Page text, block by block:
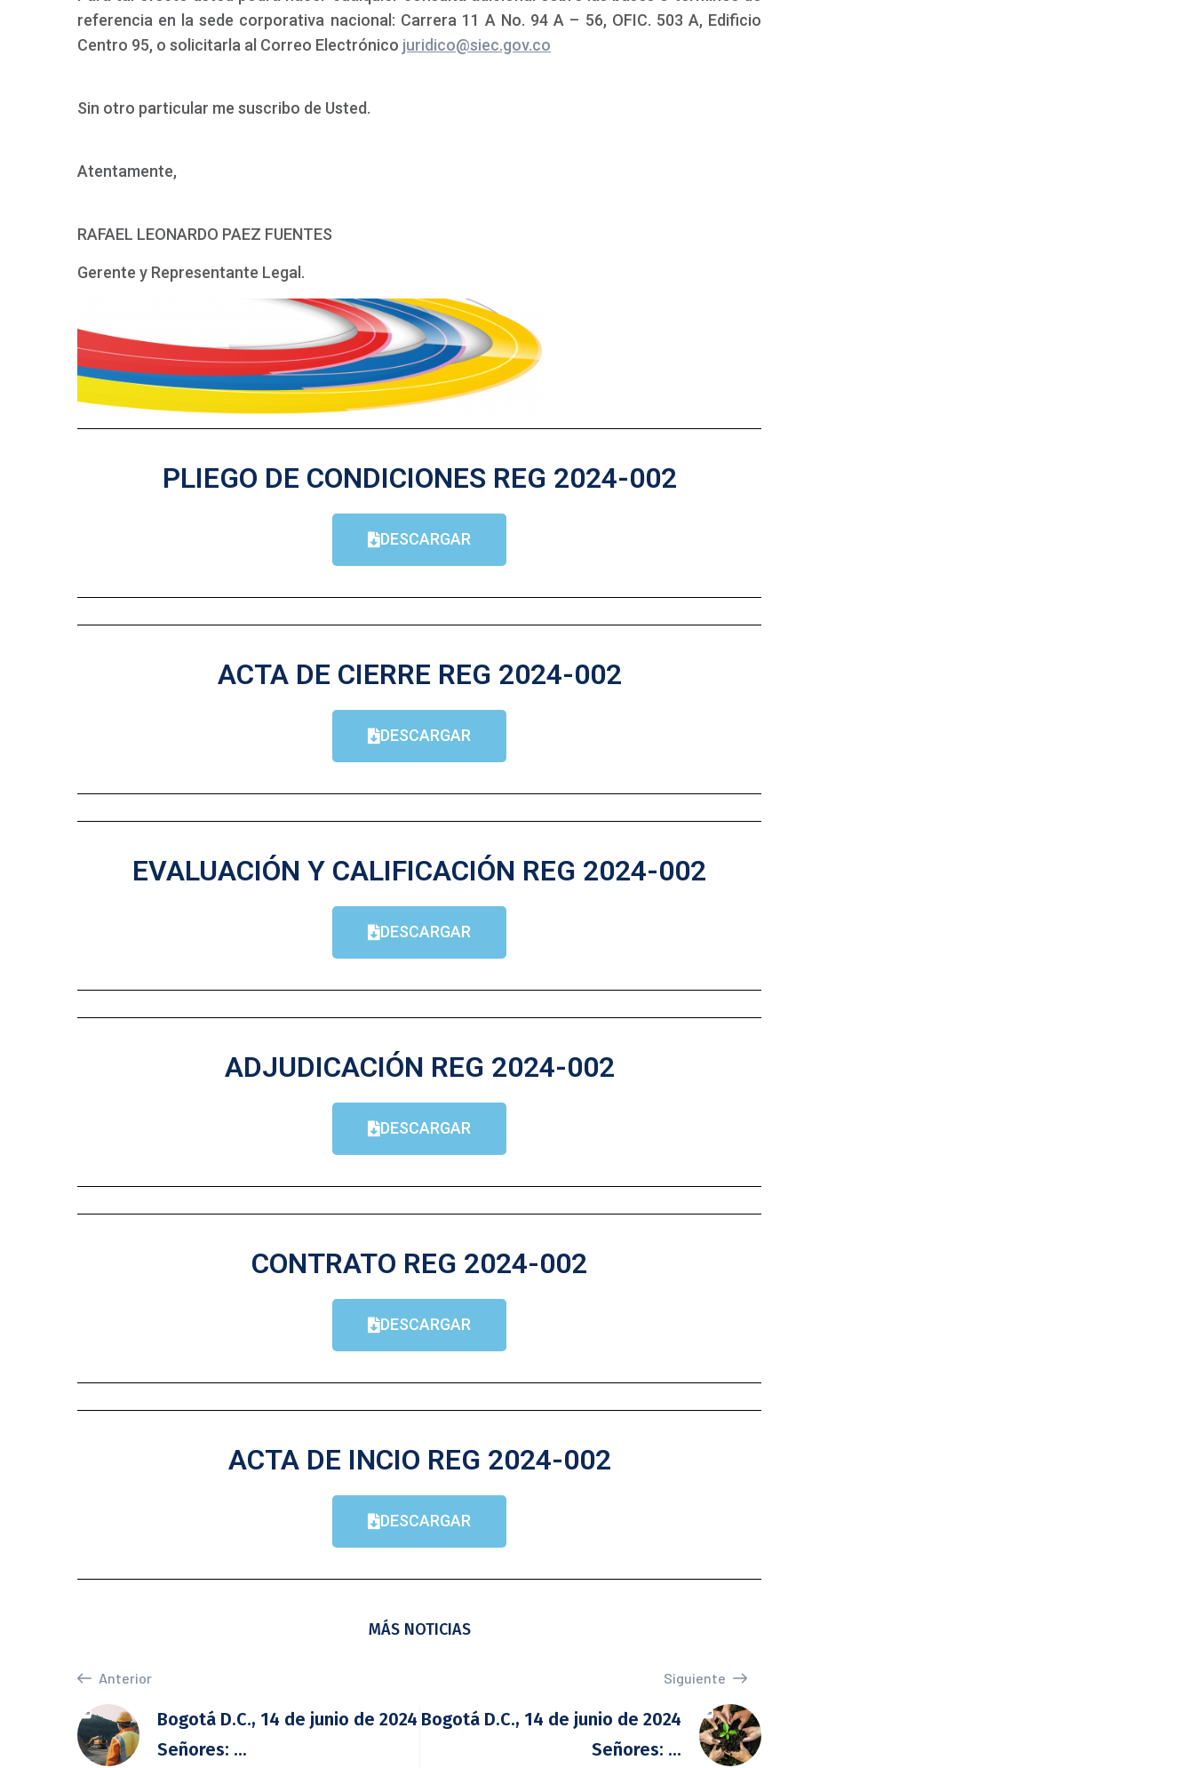
referencia en la sede corporativa nacional: Carrera 11 A No. 94 A – 56, OFIC. 503 A, Edificio
Centro 95, o solicitarla al Correo Electrónico juridico@siec.gov.co
Sin otro particular me suscribo de Usted.
Atentamente,
RAFAEL LEONARDO PAEZ FUENTES
Gerente y Representante Legal.
PLIEGO DE CONDICIONES REG 2024-002
DESCARGAR
ACTA DE CIERRE REG 2024-002
DESCARGAR
EVALUACIÓN Y CALIFICACIÓN REG 2024-002
DESCARGAR
ADJUDICACIÓN REG 2024-002
DESCARGAR
CONTRATO REG 2024-002
DESCARGAR
ACTA DE INCIO REG 2024-002
DESCARGAR
MÁS NOTICIAS
Anterior
Bogotá D.C., 14 de junio de 2024
Señores: ...
Siguiente
Bogotá D.C., 14 de junio de 2024
Señores: ...